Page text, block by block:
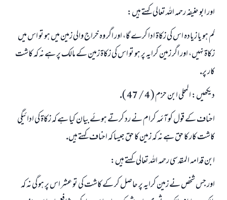
اور ابو حنيفہ رحمہ اللہ تعالى كہتے ہيں:
كم ہو يا زيادہ اس كى زكاۃ ادا كرے گا، اور اگر وہ خراج والى زمين ميں ہو تو اس ميں
زكاۃ نہيں، اور اگر زمين كرايہ پر ہو تو اس كى زكاۃ زمين كے مالك پر ہے نہ كہ كاشت
كار پر.
ديكھيں: المحلى ابن حزم ( 4 / 47 ).
احناف كے قول كو آئمہ كرام نے رد كرتے ہوئے بيان كيا ہے كہ زكاۃ كى ادائيگى
كاشت كار كا حق ہے نہ كہ زمين كا حق جيسا كہ احناف كہتے ہيں.
ابن قدامہ المقدسى رحمہ اللہ تعالى كہتے ہيں:
اور جس شخص نے زمين كرايہ پر حاصل كر كے كاشت كى تو عشر اس پر ہو گى نہ كہ